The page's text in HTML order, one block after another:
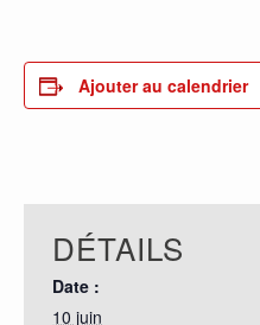
Ajouter au calendrier
DÉTAILS
Date :
10 juin